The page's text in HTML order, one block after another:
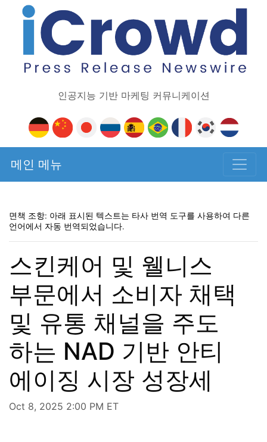
인공지능 기반 마케팅 커뮤니케이션
메인 메뉴
면책 조항: 아래 표시된 텍스트는 타사 번역 도구를 사용하여 다른
언어에서 자동 번역되었습니다.
스킨케어 및 웰니스
부문에서 소비자 채택
및 유통 채널을 주도
하는 NAD 기반 안티
에이징 시장 성장세
Oct 8, 2025 2:00 PM ET